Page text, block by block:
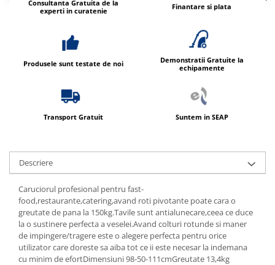
Consultanta Gratuita de la
experti in curatenie
Finantare si plata
Produsele sunt testate de noi
Demonstratii Gratuite la
echipamente
Transport Gratuit Suntem in SEAP
Descriere
Caruciorul profesional pentru fast-
food,restaurante,catering,avand roti pivotante poate cara o
greutate de pana la 150kg.Tavile sunt antialunecare,ceea ce duce
la o sustinere perfecta a veselei.Avand colturi rotunde si maner
de impingere/tragere este o alegere perfecta pentru orice
utilizator care doreste sa aiba tot ce ii este necesar la indemana
cu minim de efortDimensiuni 98-50-111cmGreutate 13,4kg